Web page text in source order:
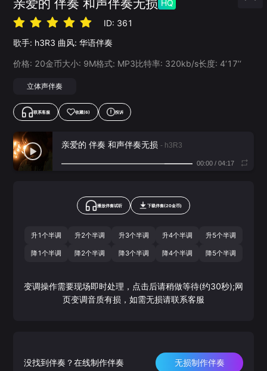
亲爱的 伴奏 和声伴奏无损 HQ
ID: 361
歌手: h3R3 曲风: 华语伴奏
价格: 20金币大小: 9M格式: MP3比特率: 320kb/s长度: 4‘17’‘
立体声伴奏
联系客服 收藏(6) 投诉
亲爱的 伴奏 和声伴奏无损 - h3R3
00:00/ 04:17
播放伴奏试听 下载伴奏(20金币)
升1个半调 升2个半调 升3个半调 升4个半调 升5个半调
降1个半调 降2个半调 降3个半调 降4个半调 降5个半调
变调操作需要现场即时处理，点击后请稍做等待(约30秒);网
页变调音质有损，如需无损请联系客服
没找到伴奏？在线制作伴奏 无损制作伴奏